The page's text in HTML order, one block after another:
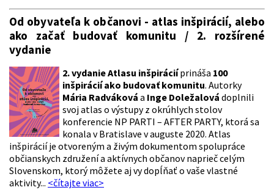
Od obyvateľa k občanovi - atlas inšpirácií, alebo
ako začať budovať komunitu / 2. rozšírené
vydanie
2. vydanie Atlasu inšpiráciíprináša 100
inšpirácií ako budovať komunitu. Autorky
Mária Radváková a Inge Doležalová doplnili
svoj atlas o výstupy z okrúhlych stolov
konferencie NP PARTI – AFTER PARTY, ktorá sa
konala v Bratislave v auguste 2020. Atlas
inšpirácií je otvoreným a živým dokumentom spolupráce
občianskych združení a aktívnych občanov naprieč celým
Slovenskom, ktorý môžete aj vy dopĺňať o vaše vlastné
aktivity... <čítajte viac>